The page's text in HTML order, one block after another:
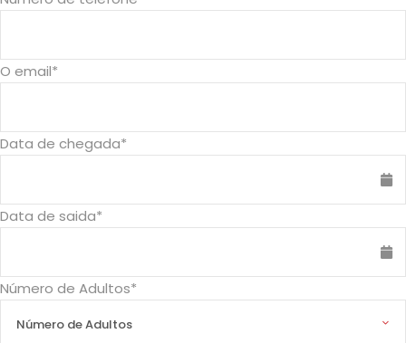
Portagens
Termos e Condições
numerário, transferência bancária ou depósito
ser enviado para mozbox@feelcom.co.mz );
O email*
Data de chegada*
Data de saida*
Número de Adultos*